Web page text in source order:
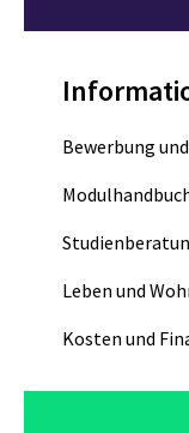
Bewerbung
Leben und
Kosten und